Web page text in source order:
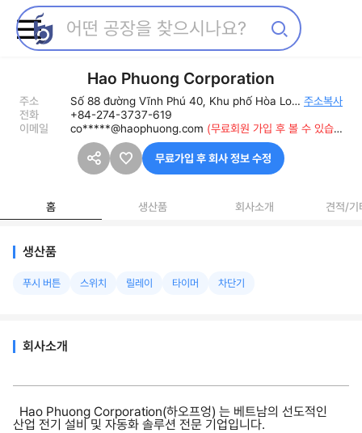
Hao Phuong Corporation
주소 Số 88 đường Vĩnh Phú 40, Khu phố Hòa Long, Phường Lái Thiêu, Thành phố Thuận An, Tỉnh Bình Dương, Vietnam. 주소복사
전화
+84-274-3737-619
이메일
co*****@haophuong.com (무료회원 가입 후 볼 수 있습니다)
무료가입 후 회사 정보 수정
홈 생산품 회사소개 견적/기
생산품
푸시 버튼 스위치 릴레이 타이머 차단기
회사소개
Hao Phuong Corporation(하오프엉) 는 베트남의 선도적인
산업 전기 설비 및 자동화 솔루션 전문 기업입니다.